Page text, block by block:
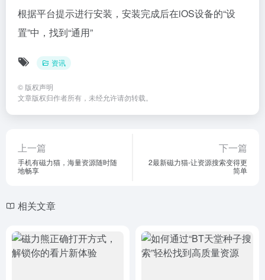
根据平台提示进行安装，安装完成后在iOS设备的“设
置”中，找到“通用”
资讯
© 版权声明
文章版权归作者所有，未经允许请勿转载。
上一篇
手机有磁力猫，海量资源随时随
地畅享
下一篇
2最新磁力猫-让资源搜索变得更
简单
相关文章